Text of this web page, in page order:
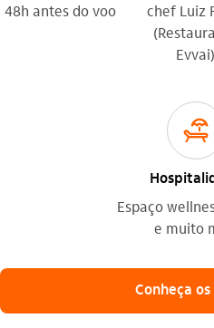
48h antes do voo
chef Luiz
Evvai)
previdencia_outline
Espaço
e muito
Conheça